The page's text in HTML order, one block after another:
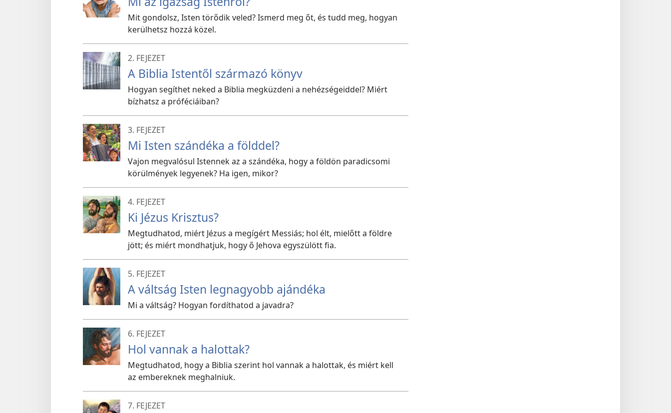
Mit gondolsz, Isten törődik veled? Ismerd meg őt, és tudd meg, hogyan
kerülhetsz hozzá közel.
2. FEJEZET
A Biblia Istentől származó könyv
Hogyan segíthet neked a Biblia megküzdeni a nehézségeiddel? Miért
bízhatsz a próféciáiban?
3. FEJEZET
Mi Isten szándéka a földdel?
Vajon megvalósul Istennek az a szándéka, hogy a földön paradicsomi
körülmények legyenek? Ha igen, mikor?
4. FEJEZET
Ki Jézus Krisztus?
Megtudhatod, miért Jézus a megígért Messiás; hol élt, mielőtt a földre
jött; és miért mondhatjuk, hogy ő Jehova egyszülött fia.
5. FEJEZET
A váltság Isten legnagyobb ajándéka
Mi a váltság? Hogyan fordíthatod a javadra?
6. FEJEZET
Hol vannak a halottak?
Megtudhatod, hogy a Biblia szerint hol vannak a halottak, és miért kell
az embereknek meghalniuk.
7. FEJEZET